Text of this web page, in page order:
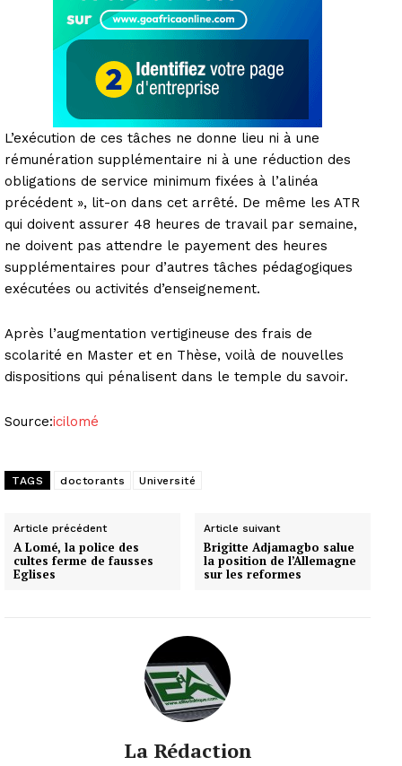
L’exécution de ces tâches ne donne lieu ni à une
rémunération supplémentaire ni à une réduction des
obligations de service minimum fixées à l’alinéa
précédent », lit-on dans cet arrêté. De même les ATR
qui doivent assurer 48 heures de travail par semaine,
ne doivent pas attendre le payement des heures
supplémentaires pour d’autres tâches pédagogiques
exécutées ou activités d’enseignement.
Après l’augmentation vertigineuse des frais de
scolarité en Master et en Thèse, voilà de nouvelles
dispositions qui pénalisent dans le temple du savoir.
Source:icilomé
TAGS doctorants Université
Article précédent
A Lomé, la police des
cultes ferme de fausses
Eglises
Article suivant
Brigitte Adjamagbo salue
la position de l’Allemagne
sur les reformes
La Rédaction